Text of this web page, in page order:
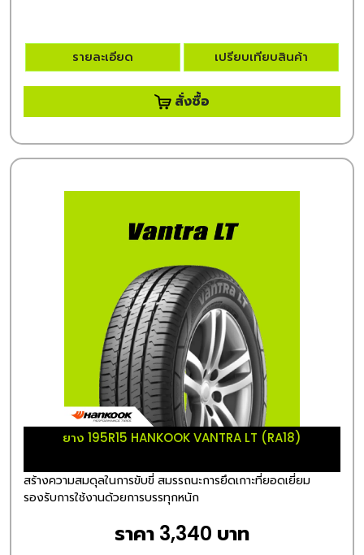
รายละเอียด เปรียบเทียบสินค้า
สั่งซื้อ
ยาง 195R15 HANKOOK VANTRA LT (RA18)
สร้างความสมดุลในการขับขี่ สมรรถนะการยึดเกาะที่ยอดเยี่ยม
รองรับการใช้งานด้วยการบรรทุกหนัก
ราคา 3,340 บาท